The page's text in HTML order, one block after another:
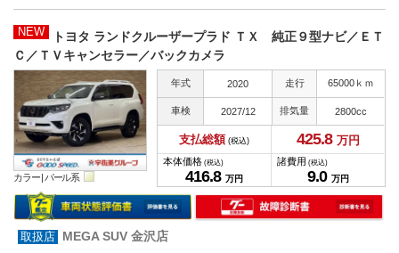
NEW
トヨタ ランドクルーザープラド ＴＸ 純正９型ナビ／ＥＴ
Ｃ／ＴＶキャンセラー／バックカメラ
カラー | パール系
年式 2020 走行 65000ｋｍ
車検 2027/12 排気量 2800cc
支払総額 (税込) 425.8 万円
本体価格 (税込)
416.8 万円
諸費用 (税込)
9.0 万円
MEGA SUV 金沢店